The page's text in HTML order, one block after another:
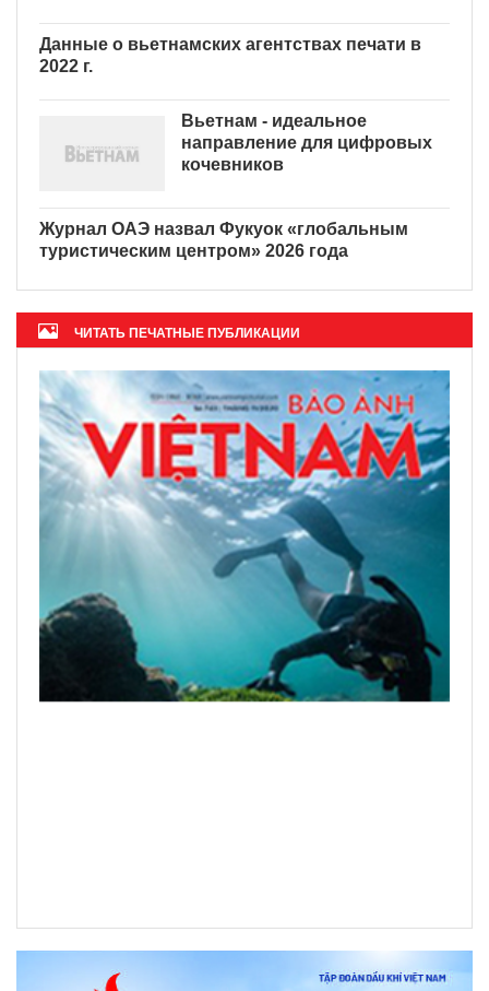
Данные о вьетнамских агентствах печати в
2022 г.
Вьетнам - идеальное
направление для цифровых
кочевников
Журнал ОАЭ назвал Фукуок «глобальным
туристическим центром» 2026 года
ЧИТАТЬ ПЕЧАТНЫЕ ПУБЛИКАЦИИ